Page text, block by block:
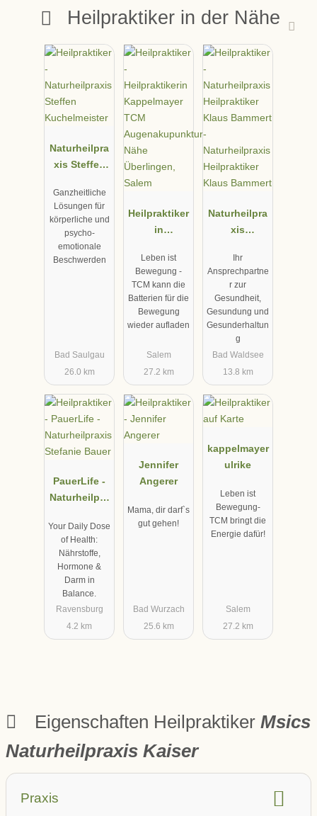
Heilpraktiker in der Nähe
Naturheilpra
xis Steffen
er
Ganzheitliche
Lösungen für
körperliche und
psycho-
emotionale
Beschwerden
Bad Saulgau
26.0 km
Heilpraktiker
in
r TCM
Augenakupu
nktur Nähe
Überlingen,
Salem
Leben ist
Bewegung -
TCM kann die
Batterien für die
Bewegung
wieder aufladen
Salem
27.2 km
Naturheilpra
xis
Klaus
Bammert
Ihr
Ansprechpartne
r zur
Gesundheit,
Gesundung und
Gesunderhaltun
g
Bad Waldsee
13.8 km
PauerLife -
Naturheilpra
Bauer
Your Daily Dose
of Health:
Nährstoffe,
Hormone &
Darm in
Balance.
Ravensburg
4.2 km
Jennifer
Angerer
Mama, dir darf`s
gut gehen!
Bad Wurzach
25.6 km
kappelmayer
ulrike
Leben ist
Bewegung-
TCM bringt die
Energie dafür!
Salem
27.2 km
Eigenschaften Heilpraktiker Msics
Naturheilpraxis Kaiser
Praxis